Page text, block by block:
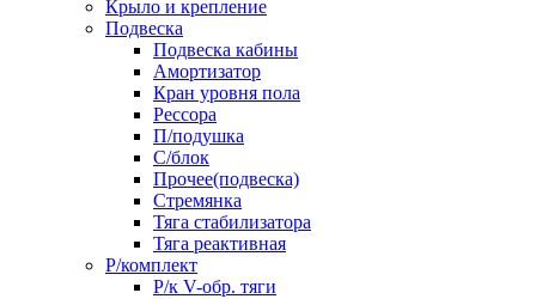
Крыло и крепление
Подвеска
Подвеска кабины
Амортизатор
Кран уровня пола
Рессора
П/подушка
С/блок
Прочее(подвеска)
Стремянка
Тяга стабилизатора
Тяга реактивная
Р/комплект
Р/к V-обр. тяги